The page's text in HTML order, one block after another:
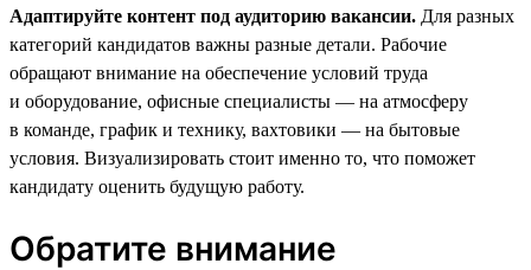
Адаптируйте контент под аудиторию вакансии. Для разных
категорий кандидатов важны разные детали. Рабочие
обращают внимание на обеспечение условий труда
и оборудование, офисные специалисты — на атмосферу
в команде, график и технику, вахтовики — на бытовые
условия. Визуализировать стоит именно то, что поможет
кандидату оценить будущую работу.
Обратите внимание